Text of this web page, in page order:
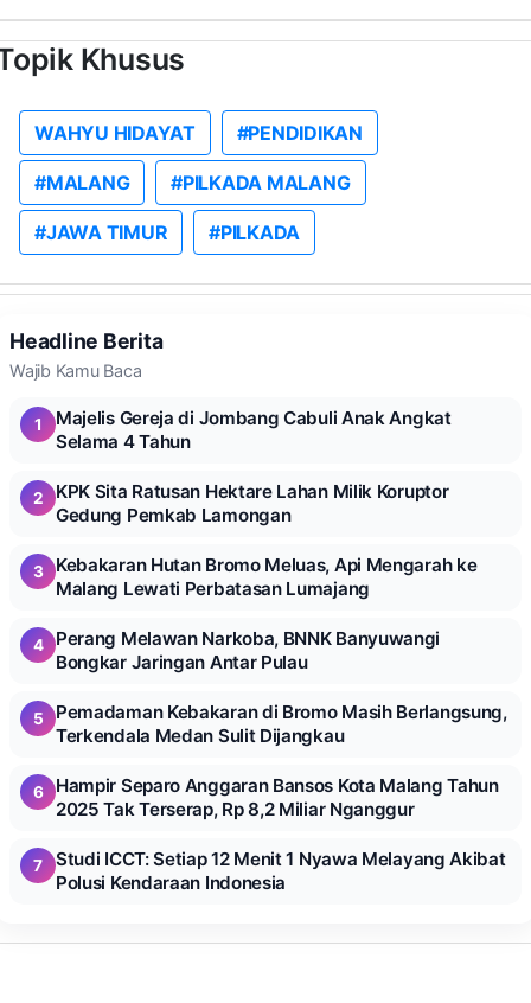
Khusus
WAHYU HIDAYAT #PENDIDIKAN
#MALANG #PILKADA MALANG
#JAWA TIMUR #PILKADA
Headline Berita
Wajib Kamu Baca
1
Majelis Gereja di Jombang Cabuli Anak Angkat
Selama 4 Tahun
2
KPK Sita Ratusan Hektare Lahan Milik Koruptor
Gedung Pemkab Lamongan
3
Kebakaran Hutan Bromo Meluas, Api Mengarah ke
Malang Lewati Perbatasan Lumajang
4
Perang Melawan Narkoba, BNNK Banyuwangi
Bongkar Jaringan Antar Pulau
5
Pemadaman Kebakaran di Bromo Masih Berlangsung,
Terkendala Medan Sulit Dijangkau
6
Hampir Separo Anggaran Bansos Kota Malang Tahun
2025 Tak Terserap, Rp 8,2 Miliar Nganggur
7
Studi ICCT: Setiap 12 Menit 1 Nyawa Melayang Akibat
Polusi Kendaraan Indonesia